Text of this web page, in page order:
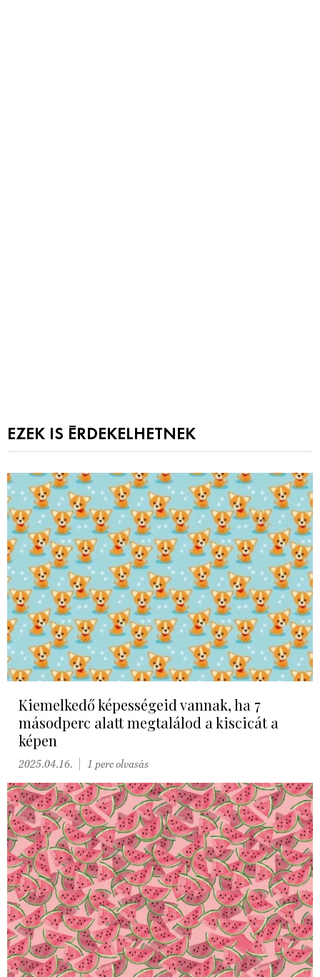
EZEK IS ÉRDEKELHETNEK
Kiemelkedő képességeid vannak, ha 7
másodperc alatt megtalálod a kiscicát a
képen
2025.04.16. 1 perc olvasás